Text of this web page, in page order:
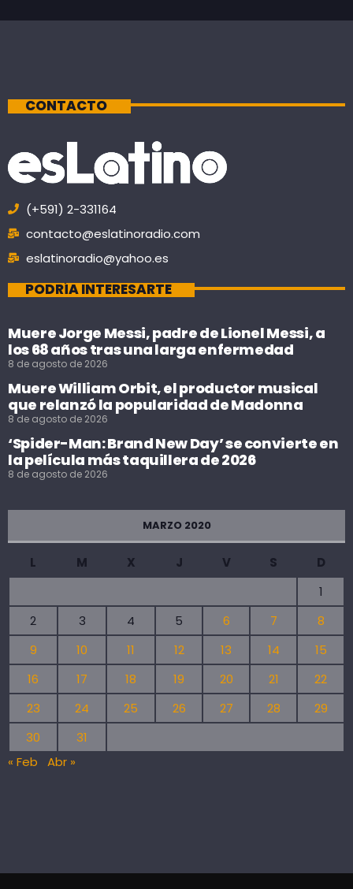
CONTACTO
(+591) 2-331164
contacto@eslatinoradio.com
eslatinoradio@yahoo.es
PODRÍA INTERESARTE
Muere Jorge Messi, padre de Lionel Messi, a
los 68 años tras una larga enfermedad
8 de agosto de 2026
Muere William Orbit, el productor musical
que relanzó la popularidad de Madonna
8 de agosto de 2026
‘Spider-Man: Brand New Day’ se convierte en
la película más taquillera de 2026
8 de agosto de 2026
MARZO 2020
L M X J V S
D
1
2
3 4 5 6 7
8
9
10 11 12 13 14
15
16
17 18 19 20 21
22
23
24 25 26 27 28
29
30
31
« Feb
Abr »